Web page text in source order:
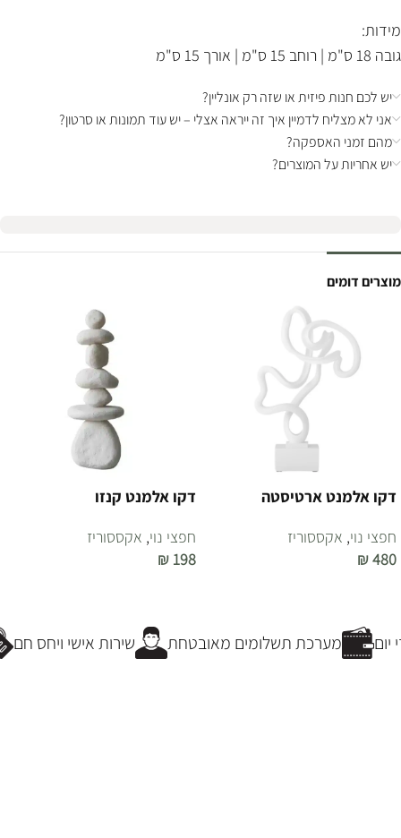
מידות:
גובה 18 ס"מ | רוחב 15 ס"מ | אורך 15 ס"מ
יש לכם חנות פיזית או שזה רק אונליין?
אני לא מצליח לדמיין איך זה ייראה אצלי – יש עוד תמונות או סרטון?
מהם זמני האספקה?
יש אחריות על המוצרים?
מוצרים דומים
דקו אלמנט ארטיסטה
חפצי נוי, אקססוריז
₪480
דקו אלמנט קנזו
חפצי נוי, אקססוריז
₪ 198
שירות אישי ויחס חם מערכת תשלומים מאובטחת